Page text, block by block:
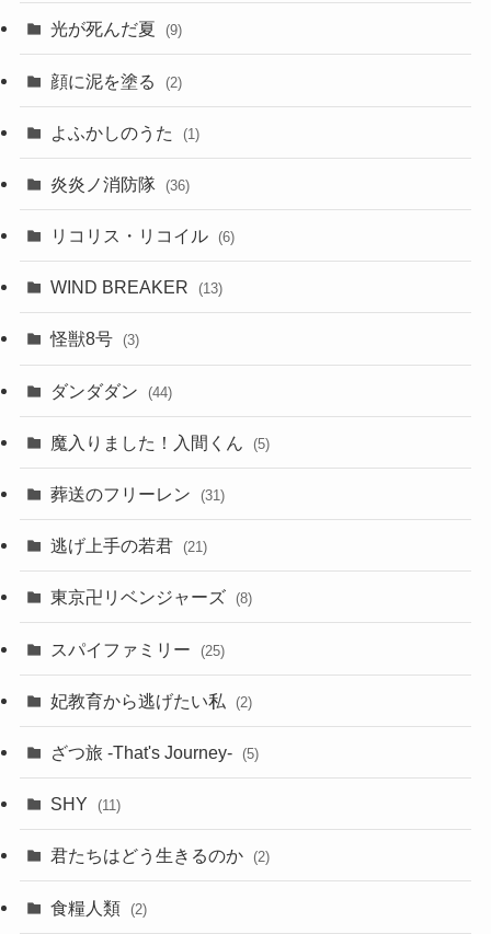
光が死んだ夏 (9)
顔に泥を塗る (2)
よふかしのうた (1)
炎炎ノ消防隊 (36)
リコリス・リコイル (6)
WIND BREAKER (13)
怪獣8号 (3)
ダンダダン (44)
魔入りました！入間くん (5)
葬送のフリーレン (31)
逃げ上手の若君 (21)
東京卍リベンジャーズ (8)
スパイファミリー (25)
妃教育から逃げたい私 (2)
ざつ旅 -That's Journey- (5)
SHY (11)
君たちはどう生きるのか (2)
食糧人類 (2)